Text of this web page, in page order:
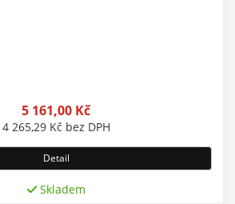
5 161,00 Kč
4 265,29 Kč bez DPH
Detail
Skladem